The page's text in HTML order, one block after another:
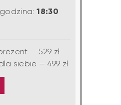
godzina: 18:30
— 529 zł
siebie — 499 zł